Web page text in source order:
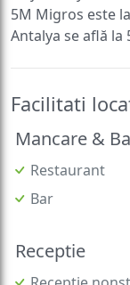
5M Migros este
Antalya se află
Facilitati
Mancare &
Restaurant
Bar
Receptie